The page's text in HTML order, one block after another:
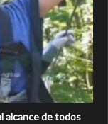
alcance de todos